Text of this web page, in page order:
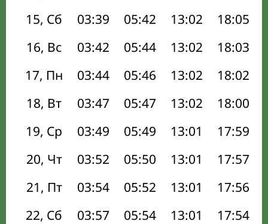
15, Сб
03:39 05:42 13:02 18:05
16, Вс
03:42 05:44 13:02 18:03
17, Пн
03:44 05:46 13:02 18:02
18, Вт
03:47 05:47 13:02 18:00
19, Ср
03:49 05:49 13:01 17:59
20, Чт
03:52 05:50 13:01 17:57
21, Пт
03:54 05:52 13:01 17:56
22, Сб
03:57 05:54 13:01 17:54